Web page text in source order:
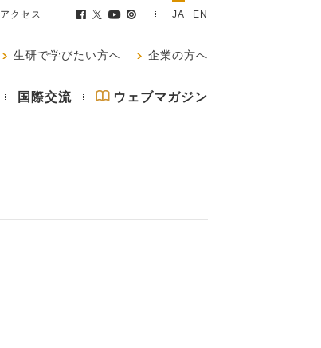
アクセス JA EN
生研で学びたい方へ 企業の方へ
国際交流 ウェブマガジン